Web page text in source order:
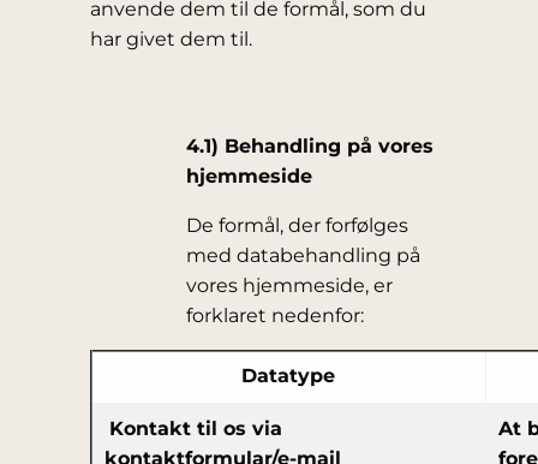
anvende dem til de formål, som du
har givet dem til.
4.1) Behandling på vores
hjemmeside
De formål, der forfølges
med databehandling på
vores hjemmeside, er
forklaret nedenfor:
Datatype
Kontakt til os via
kontaktformular/e-mail
At